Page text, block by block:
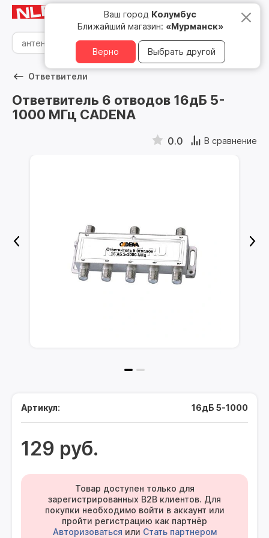
Мурманск
Ваш город Колумбус
Ближайший магазин: «Мурманск»
Верно Выбрать другой
8 800 500 05 15
Ответвители
Ответвитель 6 отводов 16дБ 5-
1000 МГц CADENA
0.0 В сравнение
Артикул: 16дБ 5-1000
129 руб.
Товар доступен только для
зарегистрированных B2B клиентов. Для
покупки необходимо войти в аккаунт или
пройти регистрацию как партнёр
Авторизоваться или Стать партнером